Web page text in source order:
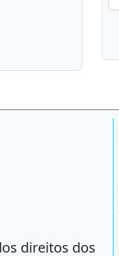
direitos dos